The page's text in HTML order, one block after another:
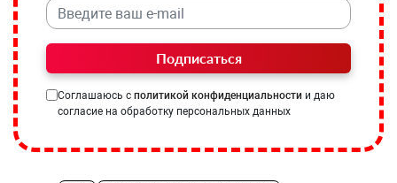
Подписаться
Соглашаюсь с политикой конфиденциальности и даю
согласие на обработку персональных данных